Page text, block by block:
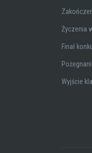
Życzenia
Finał
Wyjście